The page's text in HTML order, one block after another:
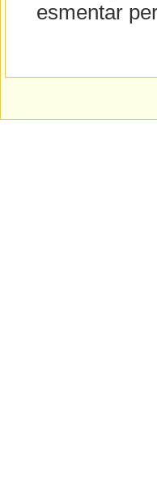
esmentar